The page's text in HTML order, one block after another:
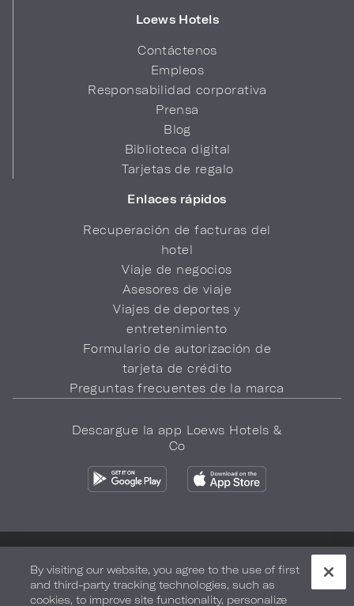
Loews Hotels
Contáctenos
Empleos
Responsabilidad corporativa
Prensa
Blog
Biblioteca digital
Tarjetas de regalo
Enlaces rápidos
Recuperación de facturas del
hotel
Viaje de negocios
Asesores de viaje
Viajes de deportes y
entretenimiento
Formulario de autorización de
tarjeta de crédito
Preguntas frecuentes de la marca
Descargue la app Loews Hotels &
Co
Seguridad y bienestar Términos de Uso Accesibilidad
By visiting our website, you agree to the use of first
and third-party tracking technologies, such as
cookies, to improve site functionality, personalize